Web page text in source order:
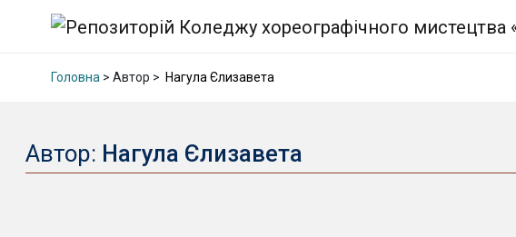
Головна > Автор > Нагула Єлизавета
Автор: Нагула Єлизавета